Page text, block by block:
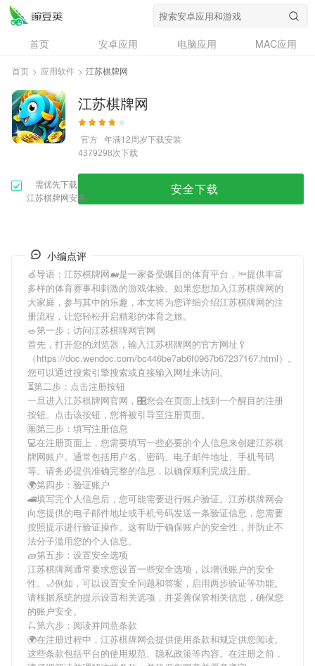
首页 安卓应用 电脑应用
MAC应用
资讯
专题
问答
首页 > 应用软件 > 江苏棋牌网
江苏棋牌网
官方 年满12周岁下载安装
4379298次下载
需优先下载
江苏棋牌网安装
安全下载
小编点评
🍏导语： 江苏棋牌网🐋是一家备受瞩目的体育平台，🔦提供丰富
多样的体育赛事和刺激的游戏体验。如果您想加入江苏棋牌网的
大家庭，参与其中的乐趣，本文将为您详细介绍江苏棋牌网的注
册流程，让您轻松开启精彩的体育之旅。
🥗第一步：访问江苏棋牌网官网
首先，打开您的浏览器，输入江苏棋牌网的官方网址🥄
（https://doc.wendoc.com/bc446be7ab6f0967b67237167.html）。
您可以通过搜索引擎搜索或直接输入网址来访问。
⏳第二步：点击注册按钮
一旦进入江苏棋牌网官网，🎛您会在页面上找到一个醒目的注册
按钮。点击该按钮，您将被引导至注册页面。
🈚第三步：填写注册信息
💻在注册页面上，您需要填写一些必要的个人信息来创建江苏棋
牌网账户。通常包括用户名、密码、电子邮件地址、手机号码
等。请务必提供准确完整的信息，以确保顺利完成注册。
🌍第四步：验证账户
🚄填写完个人信息后，您可能需要进行账户验证。 江苏棋牌网会
向您提供的电子邮件地址或手机号码发送一条验证信息，您需要
按照提示进行验证操作。这有助于确保账户的安全性，并防止不
法分子滥用您的个人信息。
🧱第五步：设置安全选项
江苏棋牌网通常要求您设置一些安全选项，以增强账户的安全
性。🌙例如，可以设置安全问题和答案，启用两步验证等功能。
请根据系统的提示设置相关选项，并妥善保管相关信息，确保您
的账户安全。
🛴第六步：阅读并同意条款
🌍在注册过程中， 江苏棋牌网会提供使用条款和规定供您阅读。
这些条款包括平台的使用规范、隐私政策等内容。在注册之前，